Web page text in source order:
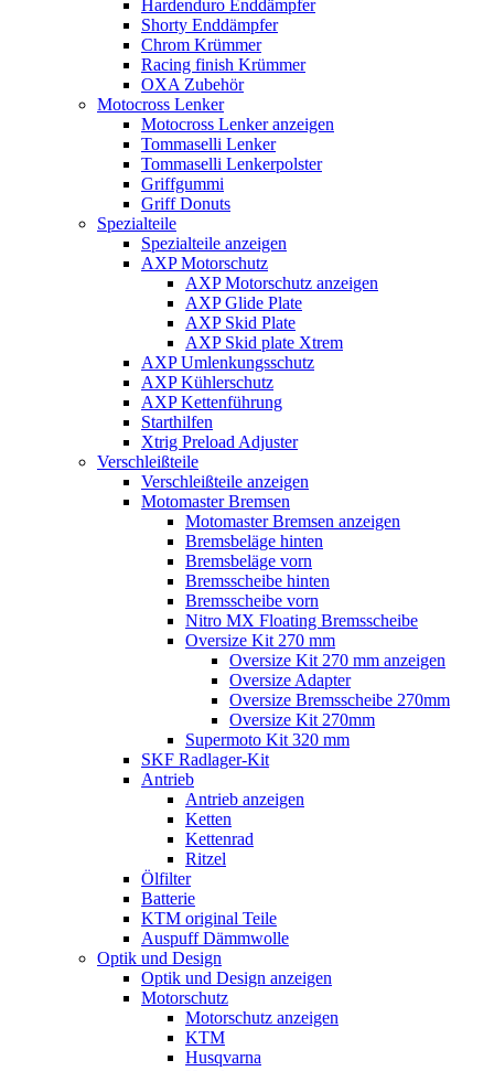
Hardenduro Enddämpfer
Shorty Enddämpfer
Chrom Krümmer
Racing finish Krümmer
OXA Zubehör
Motocross Lenker
Motocross Lenker anzeigen
Tommaselli Lenker
Tommaselli Lenkerpolster
Griffgummi
Griff Donuts
Spezialteile
Spezialteile anzeigen
AXP Motorschutz
AXP Motorschutz anzeigen
AXP Glide Plate
AXP Skid Plate
AXP Skid plate Xtrem
AXP Umlenkungsschutz
AXP Kühlerschutz
AXP Kettenführung
Starthilfen
Xtrig Preload Adjuster
Verschleißteile
Verschleißteile anzeigen
Motomaster Bremsen
Motomaster Bremsen anzeigen
Bremsbeläge hinten
Bremsbeläge vorn
Bremsscheibe hinten
Bremsscheibe vorn
Nitro MX Floating Bremsscheibe
Oversize Kit 270 mm
Oversize Kit 270 mm anzeigen
Oversize Adapter
Oversize Bremsscheibe 270mm
Oversize Kit 270mm
Supermoto Kit 320 mm
SKF Radlager-Kit
Antrieb
Antrieb anzeigen
Ketten
Kettenrad
Ritzel
Ölfilter
Batterie
KTM original Teile
Auspuff Dämmwolle
Optik und Design
Optik und Design anzeigen
Motorschutz
Motorschutz anzeigen
KTM
Husqvarna